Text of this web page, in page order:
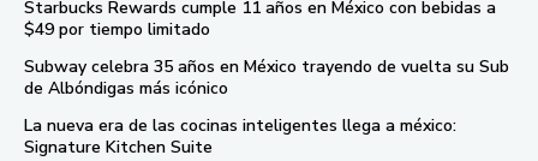
Starbucks Rewards cumple 11 años en México con bebidas a
$49 por tiempo limitado
Subway celebra 35 años en México trayendo de vuelta su Sub
de Albóndigas más icónico
La nueva era de las cocinas inteligentes llega a méxico:
Signature Kitchen Suite